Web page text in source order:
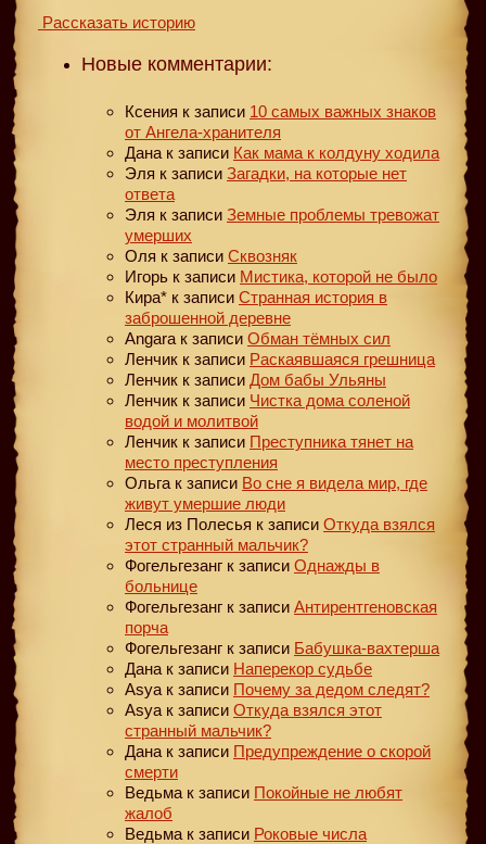
Рассказать историю
Новые комментарии:
Ксения к записи 10 самых важных знаков
от Ангела-хранителя
Дана к записи Как мама к колдуну ходила
Эля к записи Загадки, на которые нет
ответа
Эля к записи Земные проблемы тревожат
умерших
Оля к записи Сквозняк
Игорь к записи Мистика, которой не было
Кира* к записи Странная история в
заброшенной деревне
Angara к записи Обман тёмных сил
Ленчик к записи Раскаявшаяся грешница
Ленчик к записи Дом бабы Ульяны
Ленчик к записи Чистка дома соленой
водой и молитвой
Ленчик к записи Преступника тянет на
место преступления
Ольга к записи Во сне я видела мир, где
живут умершие люди
Леся из Полесья к записи Откуда взялся
этот странный мальчик?
Фогельгезанг к записи Однажды в
больнице
Фогельгезанг к записи Антирентгеновская
порча
Фогельгезанг к записи Бабушка-вахтерша
Дана к записи Наперекор судьбе
Asya к записи Почему за дедом следят?
Asya к записи Откуда взялся этот
странный мальчик?
Дана к записи Предупреждение о скорой
смерти
Ведьма к записи Покойные не любят
жалоб
Ведьма к записи Роковые числа